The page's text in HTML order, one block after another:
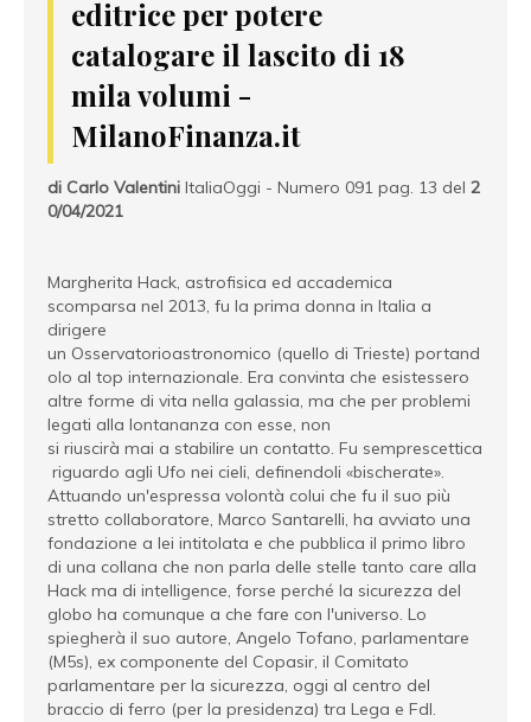
editrice per potere
catalogare il lascito di 18
mila volumi -
MilanoFinanza.it
di Carlo Valentini ItaliaOggi - Numero 091 pag. 13 del 2
0/04/2021
Margherita Hack, astrofisica ed accademica
scomparsa nel 2013, fu la prima donna in Italia a
dirigere
un Osservatorioastronomico (quello di Trieste) portand
olo al top internazionale. Era convinta che esistessero
altre forme di vita nella galassia, ma che per problemi
legati alla lontananza con esse, non
si riuscirà mai a stabilire un contatto. Fu semprescettica
riguardo agli Ufo nei cieli, definendoli «bischerate».
Attuando un'espressa volontà colui che fu il suo più
stretto collaboratore, Marco Santarelli, ha avviato una
fondazione a lei intitolata e che pubblica il primo libro
di una collana che non parla delle stelle tanto care alla
Hack ma di intelligence, forse perché la sicurezza del
globo ha comunque a che fare con l'universo. Lo
spiegherà il suo autore, Angelo Tofano, parlamentare
(M5s), ex componente del Copasir, il Comitato
parlamentare per la sicurezza, oggi al centro del
braccio di ferro (per la presidenza) tra Lega e FdI.